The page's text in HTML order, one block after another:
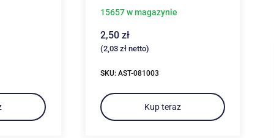
15657 w magazynie
2,50 zł
(2,03 zł netto)
SKU: AST-081003
Kup teraz